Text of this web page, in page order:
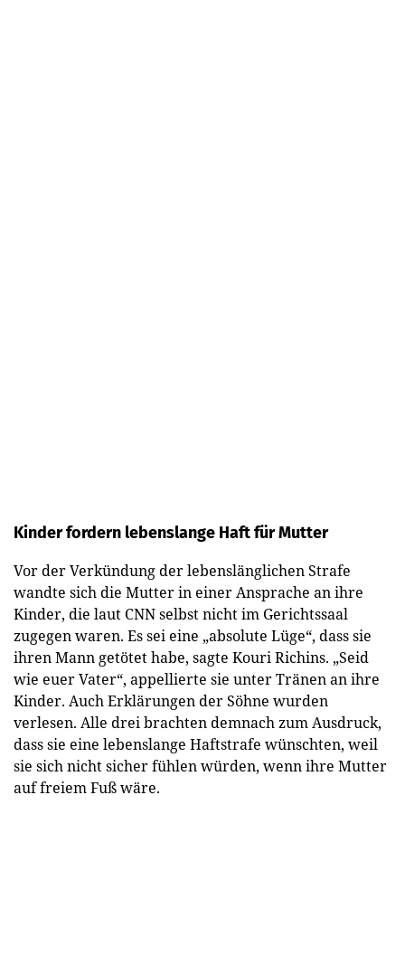
Kinder fordern lebenslange Haft für Mutter
Vor der Verkündung der lebenslänglichen Strafe
wandte sich die Mutter in einer Ansprache an ihre
Kinder, die laut CNN selbst nicht im Gerichtssaal
zugegen waren. Es sei eine „absolute Lüge“, dass sie
ihren Mann getötet habe, sagte Kouri Richins. „Seid
wie euer Vater“, appellierte sie unter Tränen an ihre
Kinder. Auch Erklärungen der Söhne wurden
verlesen. Alle drei brachten demnach zum Ausdruck,
dass sie eine lebenslange Haftstrafe wünschten, weil
sie sich nicht sicher fühlen würden, wenn ihre Mutter
auf freiem Fuß wäre.